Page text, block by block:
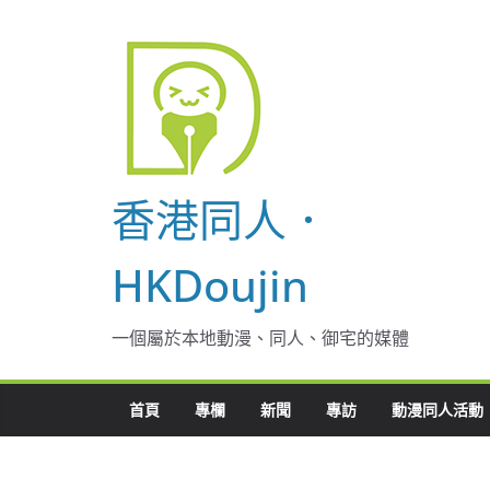
香港同人．
HKDoujin
一個屬於本地動漫、同人、御宅的媒體
首頁 專欄 新聞 專訪 動漫同人活動